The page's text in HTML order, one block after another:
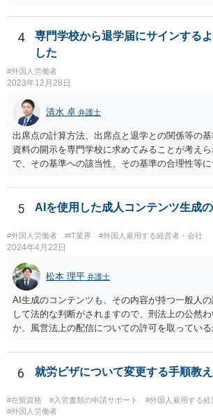
4
専門学校から退学届にサインする
した
#外国人労働者
2023年12月28日
清水 卓 弁護士
出席点の計算方法、出席点と退学との関係等の
資料の開示を専門学校に求めてみることが考え
で、その基準への該当性、その基準の合理性等
引に退学処分にした場合には、裁判等で退学処
が考えられます。
5 AIを使用した成人コンテンツ生成
#外国人労働者 #IT業界 #外国人雇用する経営者・会社
2024年4月22日
松本 理平 弁護士
AI生成のコンテンツも、その内容が持つ一般人
して法的な判断がされますので、刑法上の公然
か、風営法上の配信についての許可を取ってい
うかの問題も生じます。
6 就労ビザについて変更する手順教
#在留資格 #入管書類の申請サポート
#外国人雇用する経
#外国人労働者